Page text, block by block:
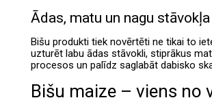
Ādas, matu un nagu
Bišu produkti tiek novērtēti ne tikai to
uzturēt labu ādas stāvokli, stiprākus
procesos un palīdz saglabāt dabisko
Bišu maize – viens no